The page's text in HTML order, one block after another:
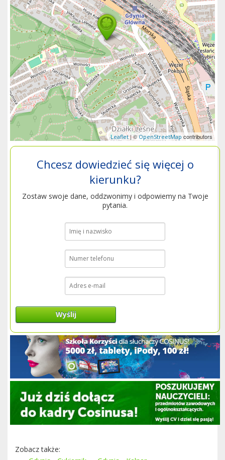
Leaflet| ©OpenStreetMapcontributors
Chcesz dowiedzieć się więcej o
kierunku?
Zostaw swoje dane, oddzwonimy i odpowiemy na Twoje
pytania.
Wyślij
Zobacz także: